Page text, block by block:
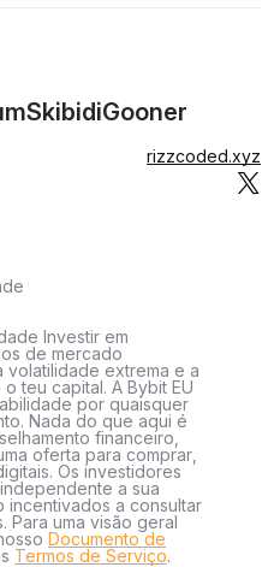
rizzcoded.xyz
Investir em
de mercado
volatilidade extrema e a
teu capital. A Bybit EU
por quaisquer
Nada do que aqui é
financeiro,
oferta para comprar,
Os investidores
a sua
incentivados a consultar
Para uma visão geral
Documento de
Termos de Serviço.